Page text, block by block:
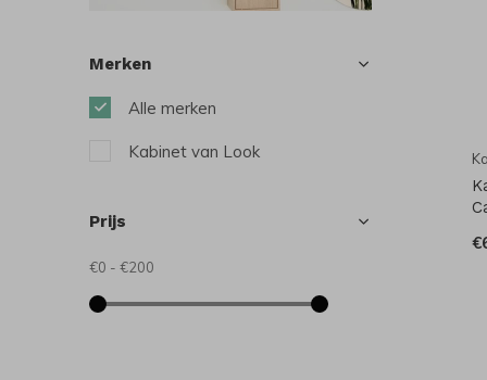
Merken
Alle merken
Kabinet van Look
Prijs
€0 - €200